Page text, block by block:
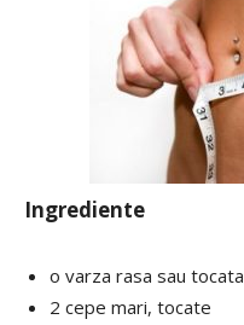
Ingrediente
o varza rasa sau tocata
2 cepe mari, tocate